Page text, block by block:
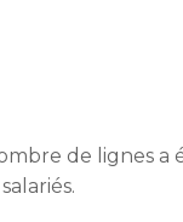
de lignes a